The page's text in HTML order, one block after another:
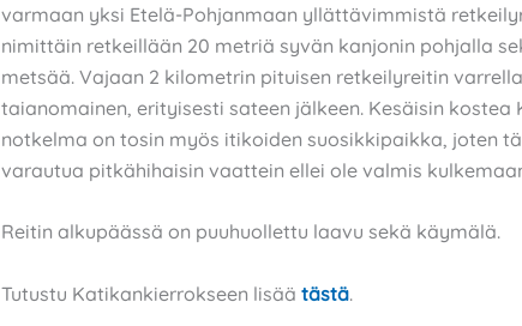
varmaan yksi Etelä-Pohjanmaan yllättävimmistä
nimittäin retkeillään 20 metriä syvän kanjonin pohjalla
metsää. Vajaan 2 kilometrin pituisen retkeilyreitin
taianomainen, erityisesti sateen jälkeen. Kesäisin kostea
notkelma on tosin myös itikoiden suosikkipaikka, joten
varautua pitkähihaisin vaattein ellei ole valmis
Reitin alkupäässä on puuhuollettu laavu sekä käymälä.
Tutustu Katikankierrokseen lisää tästä.